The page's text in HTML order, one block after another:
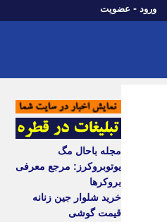
ورود - عضویت
مجله باحال مگ
یوتوبروکرز: مرجع معرفی
بروکرها
خرید شلوار جین زنانه
قیمت گوشی